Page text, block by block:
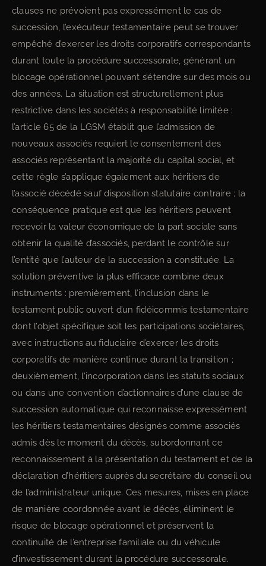
clauses ne prévoient pas expressément le cas de
succession, l’exécuteur testamentaire peut se trouver
empêché d’exercer les droits corporatifs correspondants
durant toute la procédure successorale, générant un
blocage opérationnel pouvant s’étendre sur des mois ou
des années. La situation est structurellement plus
restrictive dans les sociétés à responsabilité limitée :
l’article 65 de la LGSM établit que l’admission de
nouveaux associés requiert le consentement des
associés représentant la majorité du capital social, et
cette règle s’applique également aux héritiers de
l’associé décédé sauf disposition statutaire contraire ; la
conséquence pratique est que les héritiers peuvent
recevoir la valeur économique de la part sociale sans
obtenir la qualité d’associés, perdant le contrôle sur
l’entité que l’auteur de la succession a constituée. La
solution préventive la plus efficace combine deux
instruments : premièrement, l’inclusion dans le
testament public ouvert d’un fidéicommis testamentaire
dont l’objet spécifique soit les participations sociétaires,
avec instructions au fiduciaire d’exercer les droits
corporatifs de manière continue durant la transition ;
deuxièmement, l’incorporation dans les statuts sociaux
ou dans une convention d’actionnaires d’une clause de
succession automatique qui reconnaisse expressément
les héritiers testamentaires désignés comme associés
admis dès le moment du décès, subordonnant ce
reconnaissement à la présentation du testament et de la
déclaration d’héritiers auprès du secrétaire du conseil ou
de l’administrateur unique. Ces mesures, mises en place
de manière coordonnée avant le décès, éliminent le
risque de blocage opérationnel et préservent la
continuité de l’entreprise familiale ou du véhicule
d’investissement durant la procédure successorale.